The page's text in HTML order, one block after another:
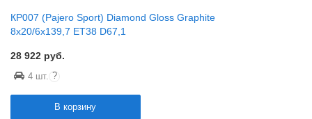
КР007 (Pajero Sport) Diamond Gloss Graphite
8x20/6x139,7 ET38 D67,1
28 922 руб.
4 шт. ?
В корзину